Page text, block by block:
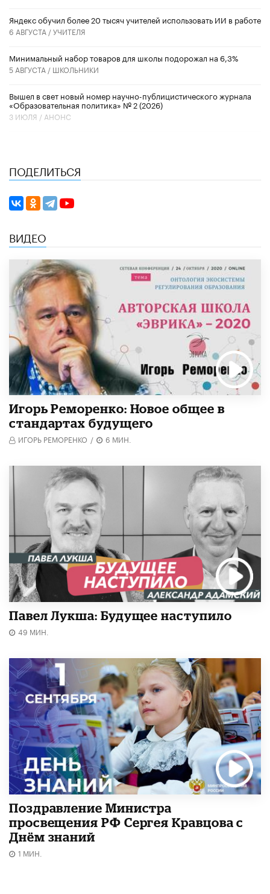
​Яндекс обучил более 20 тысяч учителей использовать ИИ в работе
6 АВГУСТА /УЧИТЕЛЯ
Минимальный набор товаров для школы подорожал на 6,3%
5 АВГУСТА / ШКОЛЬНИКИ
Вышел в свет новый номер научно-публицистического журнала
«Образовательная политика» № 2 (2026)
3 ИЮЛЯ / АНОНС
ПОДЕЛИТЬСЯ
ВИДЕО
Игорь Реморенко: Новое общее в
стандартах будущего
ИГОРЬ РЕМОРЕНКО / 6 МИН.
Павел Лукша: Будущее наступило
49 МИН.
Поздравление Министра
просвещения РФ Сергея Кравцова с
Днём знаний
1 МИН.